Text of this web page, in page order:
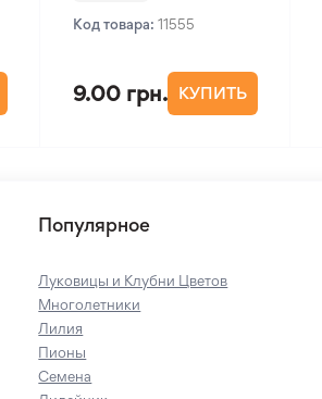
Код товара: 11555
9.00 грн. КУПИТЬ
Популярное
Луковицы и Клубни Цветов
Многолетники
Лилия
Пионы
Семена